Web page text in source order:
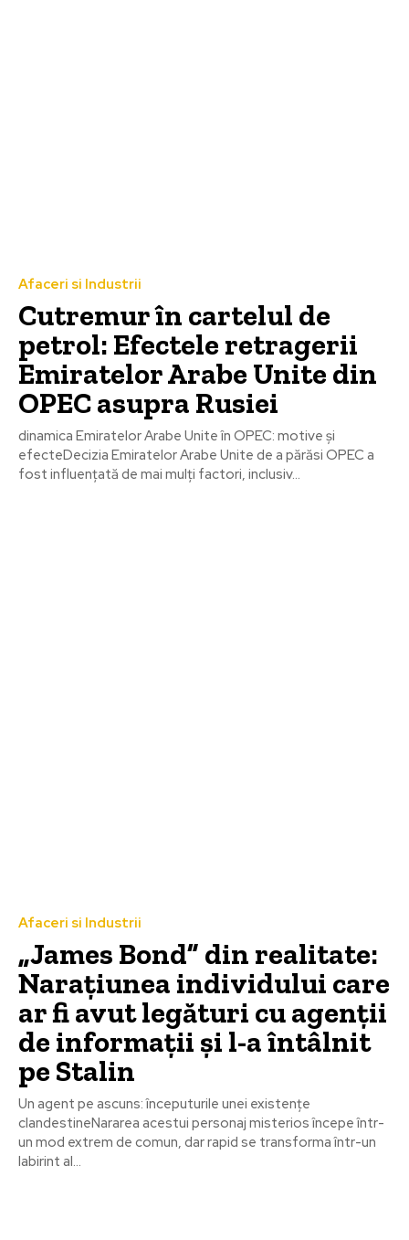
Afaceri si Industrii
Cutremur în cartelul de
petrol: Efectele retragerii
Emiratelor Arabe Unite din
OPEC asupra Rusiei
dinamica Emiratelor Arabe Unite în OPEC: motive și
efecteDecizia Emiratelor Arabe Unite de a părăsi OPEC a
fost influențată de mai mulți factori, inclusiv...
Afaceri si Industrii
„James Bond” din realitate:
Narațiunea individului care
ar fi avut legături cu agenții
de informații și l-a întâlnit
pe Stalin
Un agent pe ascuns: începuturile unei existențe
clandestineNararea acestui personaj misterios începe într-
un mod extrem de comun, dar rapid se transforma într-un
labirint al...